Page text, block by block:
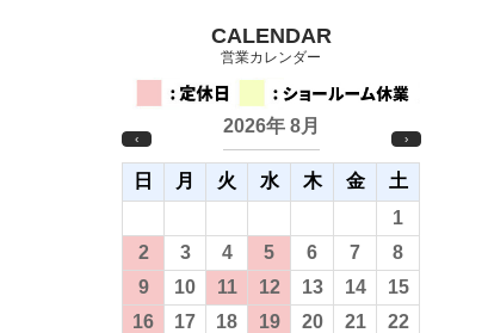
CALENDAR
営業カレンダー
‹
2026年 8月
›
日 月 火 水 木 金
土
1
2
3 4 5 6 7
8
9
10 11 12 13 14
15
16
17 18 19 20 21
22